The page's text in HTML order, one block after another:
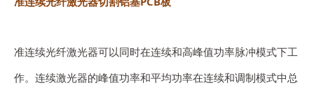
准连续光纤激光器可以同时在连续和高峰值功率脉冲模式下工
作。连续激光器的峰值功率和平均功率在连续和调制模式中总